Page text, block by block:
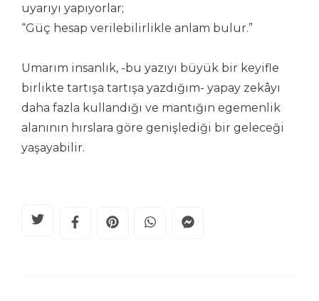
uyarıyı yapıyorlar;
“Güç hesap verilebilirlikle anlam bulur.”
Umarım insanlık, -bu yazıyı büyük bir keyifle
birlikte tartışa tartışa yazdığım- yapay zekâyı
daha fazla kullandığı ve mantığın egemenlik
alanının hırslara göre genişlediği bir geleceği
yaşayabilir.